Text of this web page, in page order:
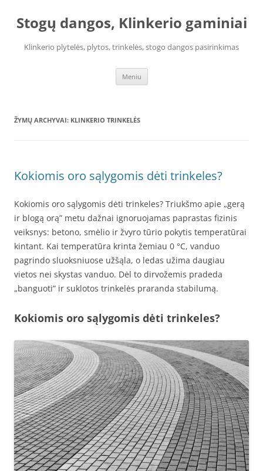
turinio
Stogų dangos, Klinkerio gaminiai
Klinkerio plytelės, plytos, trinkelės, stogo dangos pasirinkimas
Meniu
ŽYMŲ ARCHYVAI: KLINKERIO TRINKELĖS
Kokiomis oro sąlygomis dėti trinkeles?
Kokiomis oro sąlygomis dėti trinkeles? Triukšmo apie „gerą
ir blogą orą” metu dažnai ignoruojamas paprastas fizinis
veiksnys: betono, smėlio ir žvyro tūrio pokytis temperatūrai
kintant. Kai temperatūra krinta žemiau 0 °C, vanduo
pagrindo sluoksniuose užšąla, o ledas užima daugiau
vietos nei skystas vanduo. Dėl to dirvožemis pradeda
„banguoti” ir suklotos trinkelės praranda stabilumą.
Kokiomis oro sąlygomis dėti trinkeles?